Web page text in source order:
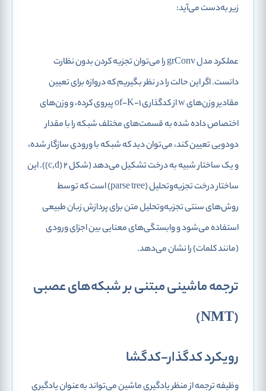
زیر به‌دست می‌آید:
عملکرد مدل grConv را می‌توان تجزیه کردن بدون نظارت
دانست. اگر این حالت را در نظر بگیریم که دروازه برای تعیین
مقادیر وزن‌های w از کدگذاری 1-of-K پیروی کرده، و وزن‌های
اختصاص داده شده به قسمت‌های مختلف شبکه را با مقدار
دودویی تعیین کند، می‌توان دید که شبکه با ورودی سازگار شده،
و یک ساختار شبیه به درخت تشکیل می‌دهد (شکل 2 (c,d)). این
ساختار درخت تجزیه‌و‌تحلیل (parse tree) است که توسط
روش‌های سنتی تجزیه‌و‌تحلیل متن برای پردازش زبان طبیعی
استفاده می‌شود و وابستگی‌های معنایی بین اجزای ورودی
(مانند کلمات) را نشان می‌دهد.
ترجمه ماشینی مبتنی بر شبکه‌های عصبی
(NMT)
رویکرد کدگذار-کدگشا
وظیفه ترجمه از منظر یادگیری ماشین می‌تواند به‌عنوان یادگیری